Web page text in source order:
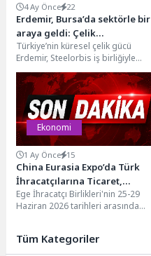
4 Ay Önce 22
Erdemir, Bursa’da sektörle bir
araya geldi: Çelik
Sektöründe Dönüşüm,
Dayanıklılık ve Yerli Üretim
Türkiye’nin küresel çelik gücü
Erdemir, Steelorbis iş birliğiyle
İstanbul’da gerçekleştirdiği
“Piyasa Sohbetleri” buluşmalarını
Bursa’da sürdürerek...
Ekonomi
1 Ay Önce 15
China Eurasia Expo’da Türk
İhracatçılarına Ticaret,
Yatırım ve Ortak Üretim
Fırsatları
Ege İhracatçı Birlikleri'nin 25-29
Haziran 2026 tarihleri arasında
Tüm Kategoriler